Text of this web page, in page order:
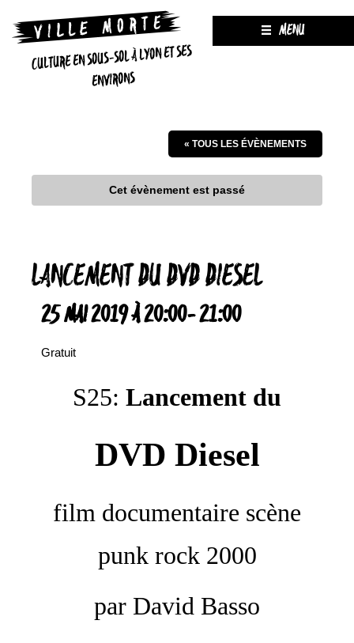
CULTURE EN SOUS-SOL À LYON ET SES
ENVIRONS
MENU
« TOUS LES ÉVÈNEMENTS
Cet évènement est passé
LANCEMENT DU DVD DIESEL
25 MAI 2019 À 20:00-21:00
Gratuit
S25: Lancement du
DVD Diesel
film documentaire scène
punk rock 2000
par David Basso